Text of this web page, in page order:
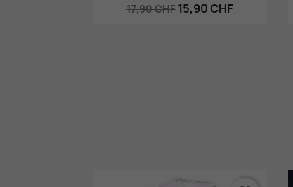
17,90 CHF 15,90 CHF